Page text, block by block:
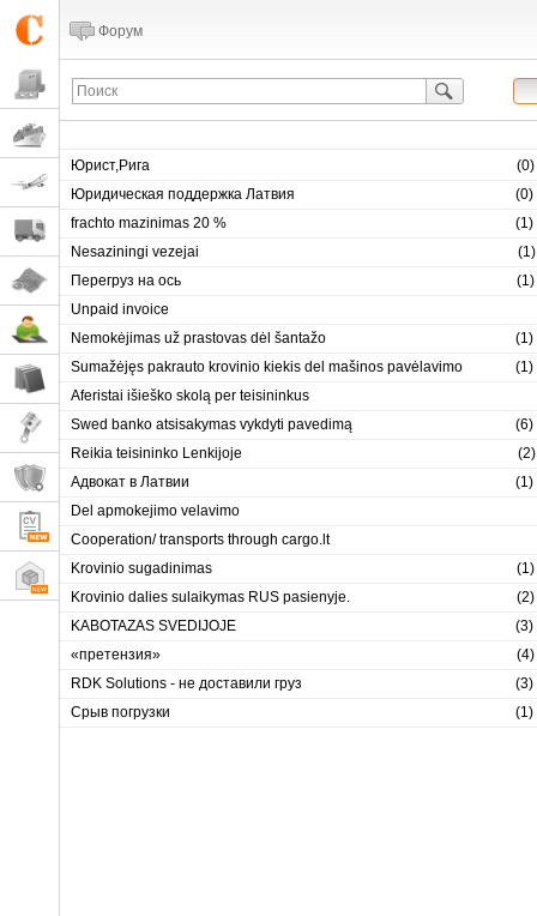
Форум
(0)
Юрист,Рига
(0)
Юридическая поддержка Латвия
(1)
frachto mazinimas 20 %
(1)
Nesaziningi vezejai
(1)
Перегруз на ось
Unpaid invoice
(1)
Nemokėjimas už prastovas dėl šantažo
(1)
Sumažėjęs pakrauto krovinio kiekis del mašinos pavėlavimo
Aferistai išieško skolą per teisininkus
(6)
Swed banko atsisakymas vykdyti pavedimą
(2)
Reikia teisininko Lenkijoje
(1)
Адвокат в Латвии
Del apmokejimo velavimo
Cooperation/ transports through cargo.lt
(1)
Krovinio sugadinimas
(2)
Krovinio dalies sulaikymas RUS pasienyje.
(3)
KABOTAZAS SVEDIJOJE
(4)
«претензия»
(3)
RDK Solutions - не доставили груз
(1)
Срыв погрузки